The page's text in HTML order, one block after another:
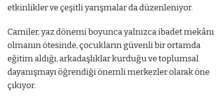
etkinlikler ve çeşitli yarışmalar da düzenleniyor.
Camiler, yaz dönemi boyunca yalnızca ibadet mekânı
olmanın ötesinde, çocukların güvenli bir ortamda
eğitim aldığı, arkadaşlıklar kurduğu ve toplumsal
dayanışmayı öğrendiği önemli merkezler olarak öne
çıkıyor.